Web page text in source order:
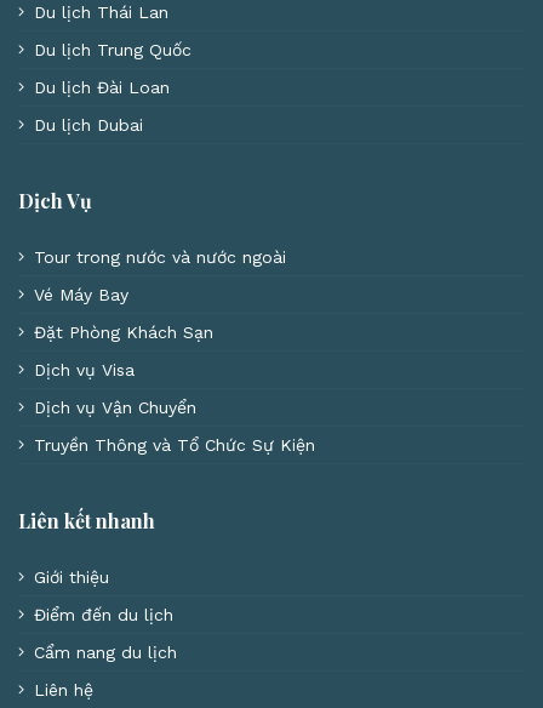
Du lịch Thái Lan
Du lịch Trung Quốc
Du lịch Đài Loan
Du lịch Dubai
Dịch Vụ
Tour trong nước và nước ngoài
Vé Máy Bay
Đặt Phòng Khách Sạn
Dịch vụ Visa
Dịch vụ Vận Chuyển
Truyền Thông và Tổ Chức Sự Kiện
Liên kết nhanh
Giới thiệu
Điểm đến du lịch
Cẩm nang du lịch
Liên hệ